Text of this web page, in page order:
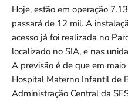
Hoje, estão em operação
passará de 12 mil. A
acesso já foi realizada no
localizado no SIA, e nas
A previsão é de que em
Hospital Materno Infantil de
Administração Central da